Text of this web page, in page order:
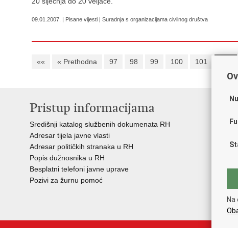
09.01.2007. | Pisane vijesti | Suradnja s organizacijama civilnog društva
«« « Prethodna 97 98 99 100 101
Pristup informacijama
Središnji katalog službenih dokumenata RH
Adresar tijela javne vlasti
Adresar političkih stranaka u RH
Popis dužnosnika u RH
Besplatni telefoni javne uprave
Pozivi za žurnu pomoć